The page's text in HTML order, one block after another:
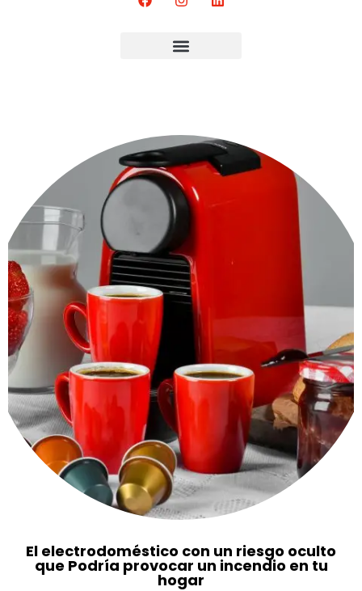
El electrodoméstico con un riesgo oculto
que Podría provocar un incendio en tu
hogar